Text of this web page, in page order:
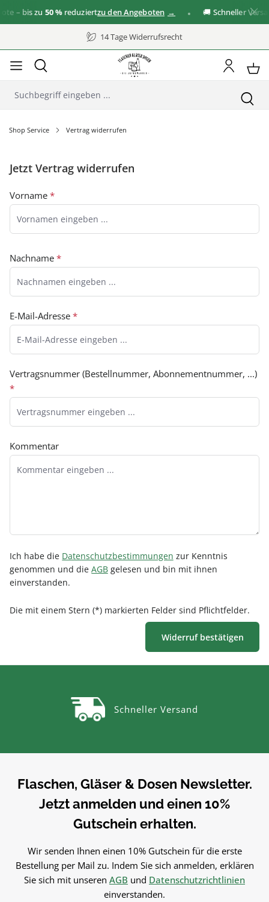
– bis zu50 %reduziertzu den Angeboten 🚚 Schneller
14 Tage Widerrufsrecht
Shop Service Vertrag widerrufen
Jetzt Vertrag widerrufen
Vorname *
Nachname *
E-Mail-Adresse *
Vertragsnummer (Bestellnummer, Abonnementnummer, ...)
*
Kommentar
Ich habe die Datenschutzbestimmungen zur Kenntnis
genommen und die AGB gelesen und bin mit ihnen
einverstanden.
Die mit einem Stern (*) markierten Felder sind Pflichtfelder.
Widerruf bestätigen
Schneller Versand
Flaschen, Gläser & Dosen Newsletter.
Jetzt anmelden und einen 10%
Gutschein erhalten.
Wir senden Ihnen einen 10% Gutschein für die erste
Bestellung per Mail zu. Indem Sie sich anmelden, erklären
Sie sich mit unseren AGB und Datenschutzrichtlinien
einverstanden.